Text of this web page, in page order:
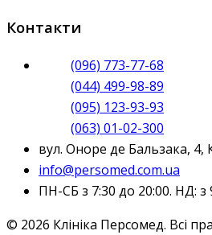
Контакти
(096) 773-77-68
(044) 499-98-89
(095) 123-93-93
(063) 01-02-300
вул. Оноре де Бальзака, 4,
info@persomed.com.ua
ПН-СБ з 7:30 до 20:00. НД: з
© 2026 Клініка Персомед. Всі